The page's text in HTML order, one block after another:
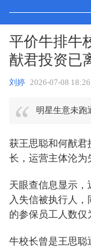
平价牛排牛
猷君投资已
刘婷 2026-07-08
明星生意未跑
获王思聪和何猷君
长，运营主体沦为
天眼查信息显示，
入失信被执行人
的参保员工人数仅
牛校长曾是王思聪